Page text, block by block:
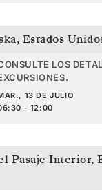
, Estados
LOS
13 DE JULIO
- 12:00
Pasaje Interior,